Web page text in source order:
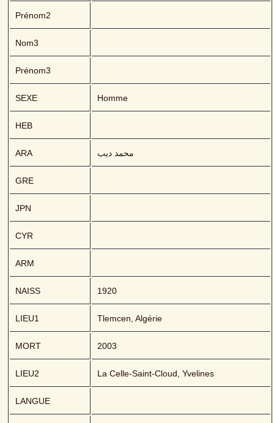
Prénom2
Nom3
Prénom3
SEXE Homme
HEB
ARA محمد ديب
GRE
JPN
CYR
ARM
NAISS 1920
LIEU1 Tlemcen, Algérie
MORT 2003
LIEU2 La Celle-Saint-Cloud, Yvelines
LANGUE